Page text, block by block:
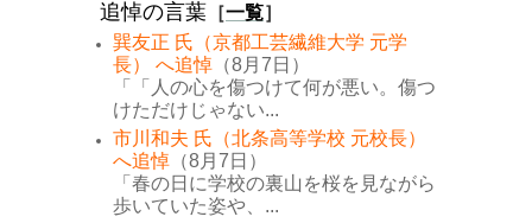
追悼の言葉 ［一覧］
巽友正 氏（京都工芸繊維大学 元学
長） へ追悼 （8月7日）
「「人の心を傷つけて何が悪い。傷つ
けただけじゃない...
市川和夫 氏（北条高等学校 元校長）
へ追悼 （8月7日）
「春の日に学校の裏山を桜を見ながら
歩いていた姿や、...